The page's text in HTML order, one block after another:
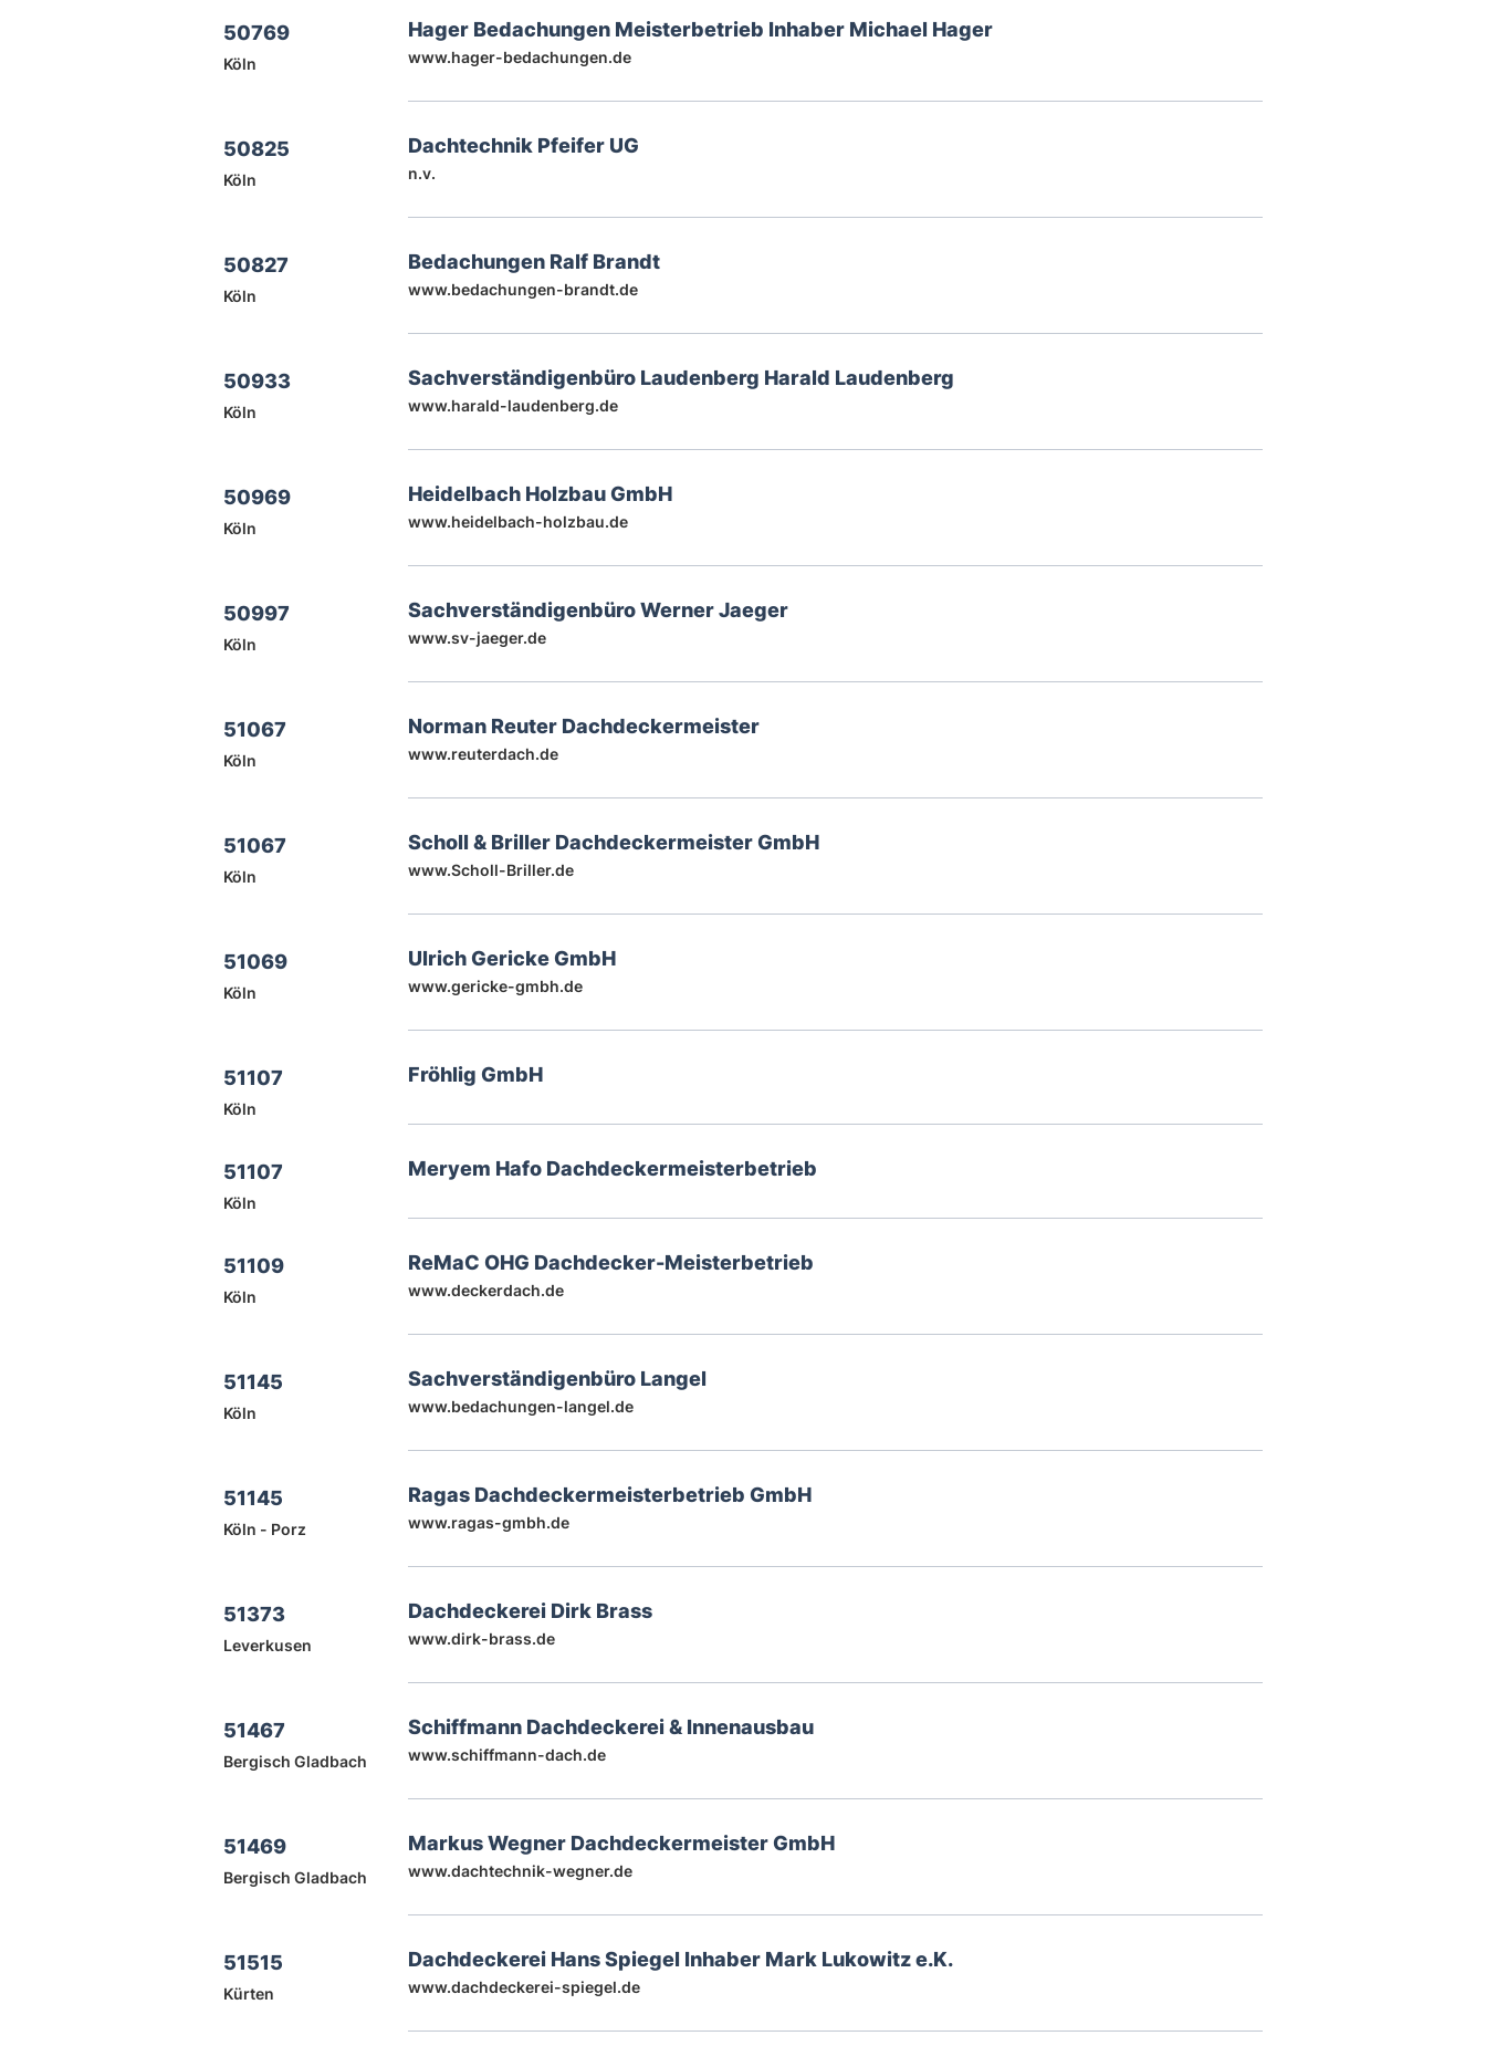
50769
Köln
Hager Bedachungen Meisterbetrieb Inhaber Michael Hager
www.hager-bedachungen.de
50825
Köln
Dachtechnik Pfeifer UG
n.v.
50827
Köln
Bedachungen Ralf Brandt
www.bedachungen-brandt.de
50933
Köln
Sachverständigenbüro Laudenberg Harald Laudenberg
www.harald-laudenberg.de
50969
Köln
Heidelbach Holzbau GmbH
www.heidelbach-holzbau.de
50997
Köln
Sachverständigenbüro Werner Jaeger
www.sv-jaeger.de
51067
Köln
Norman Reuter Dachdeckermeister
www.reuterdach.de
51067
Köln
Scholl & Briller Dachdeckermeister GmbH
www.Scholl-Briller.de
51069
Köln
Ulrich Gericke GmbH
www.gericke-gmbh.de
51107
Köln
Fröhlig GmbH
51107
Köln
Meryem Hafo Dachdeckermeisterbetrieb
51109
Köln
ReMaC OHG Dachdecker-Meisterbetrieb
www.deckerdach.de
51145
Köln
Sachverständigenbüro Langel
www.bedachungen-langel.de
51145
Köln - Porz
Ragas Dachdeckermeisterbetrieb GmbH
www.ragas-gmbh.de
51373
Leverkusen
Dachdeckerei Dirk Brass
www.dirk-brass.de
51467
Bergisch Gladbach
Schiffmann Dachdeckerei & Innenausbau
www.schiffmann-dach.de
51469
Bergisch Gladbach
Markus Wegner Dachdeckermeister GmbH
www.dachtechnik-wegner.de
51515
Kürten
Dachdeckerei Hans Spiegel Inhaber Mark Lukowitz e.K.
www.dachdeckerei-spiegel.de